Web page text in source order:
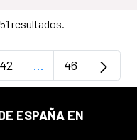
resultados.
Use TAB para
Página
42 ...PáginasPágina
46
ESPAÑA EN